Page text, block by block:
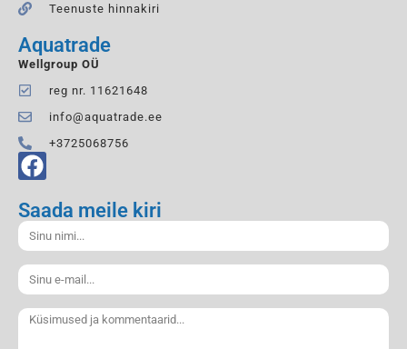
Teenuste hinnakiri
Aquatrade
Wellgroup OÜ
reg nr. 11621648
info@aquatrade.ee
+3725068756
Saada meile kiri